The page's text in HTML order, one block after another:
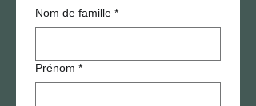
Nom de famille *
Prénom *